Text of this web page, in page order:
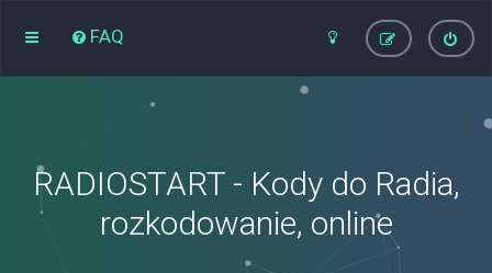
FAQ
RADIOSTART - Kody do Radia,
rozkodowanie, online